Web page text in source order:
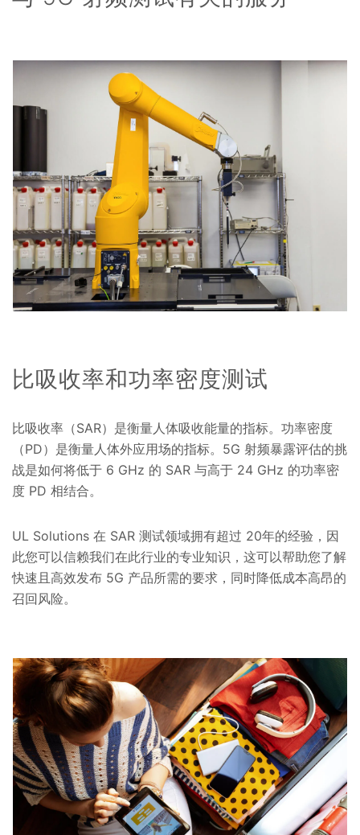
比吸收率和功率密度测试
比吸收率（SAR）是衡量人体吸收能量的指标。功率密度
（PD）是衡量人体外应用场的指标。5G 射频暴露评估的挑
战是如何将低于 6 GHz 的 SAR 与高于 24 GHz 的功率密
度 PD 相结合。
UL Solutions 在 SAR 测试领域拥有超过 20年的经验，因
此您可以信赖我们在此行业的专业知识，这可以帮助您了解
快速且高效发布 5G 产品所需的要求，同时降低成本高昂的
召回风险。